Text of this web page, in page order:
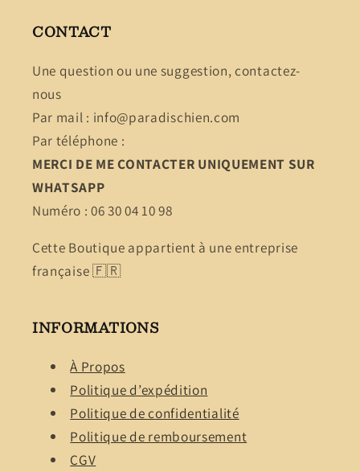
CONTACT
Une question ou une suggestion, contactez-
nous
Par mail : info@paradischien.com
Par téléphone :
MERCI DE ME CONTACTER UNIQUEMENT SUR
WHATSAPP
Numéro : 06 30 04 10 98
Cette Boutique appartient à une entreprise
française 🇫🇷
INFORMATIONS
À Propos
Politique d’expédition
Politique de confidentialité
Politique de remboursement
CGV